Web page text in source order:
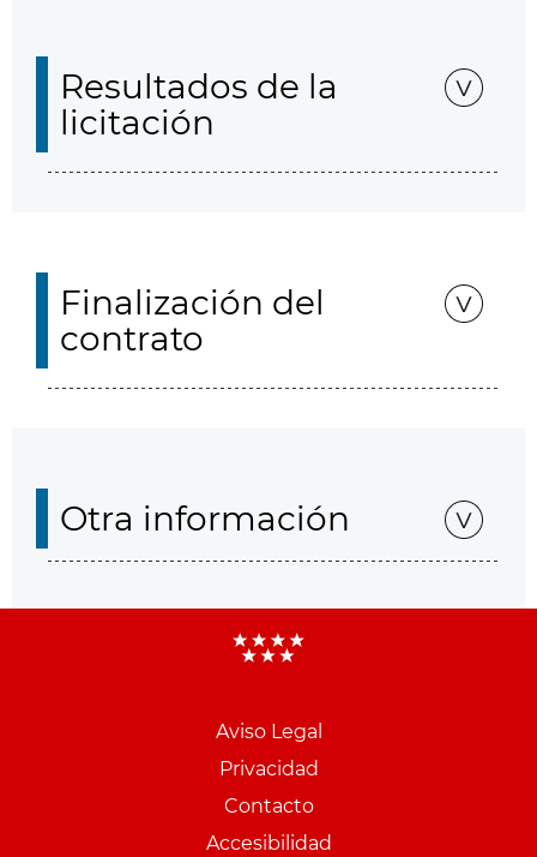
Resultados de la
licitación
Finalización del
contrato
Otra información
Aviso Legal
Privacidad
Contacto
Accesibilidad